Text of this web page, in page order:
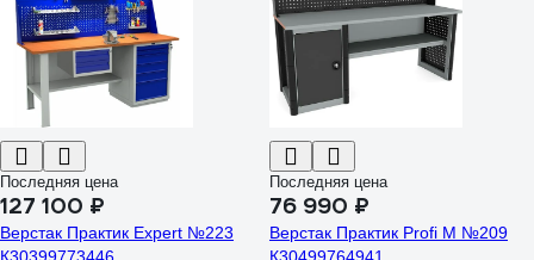
Последняя цена
127 100 ₽
Верстак Практик Expert №223
Последняя цена
76 990 ₽
Верстак Практик Profi M №209